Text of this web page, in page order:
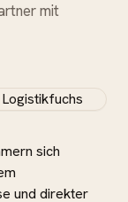
mit
sich
und direkter